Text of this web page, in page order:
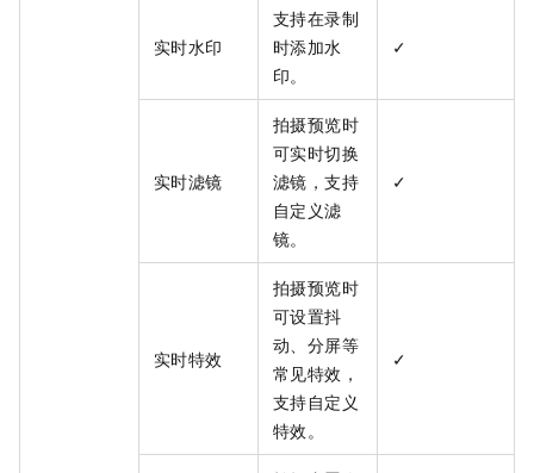
实时水印
支持在录制
时添加水
印。
✓
实时滤镜
拍摄预览时
可实时切换
滤镜，支持
自定义滤
镜。
✓
实时特效
拍摄预览时
可设置抖
动、分屏等
常见特效，
支持自定义
特效。
✓